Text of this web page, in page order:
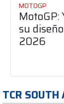
MOTOGP
su
2026
TCR SOUTH